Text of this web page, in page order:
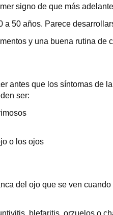
signo de que más
50 años. Parece
y una buena rutina
antes que los síntomas
ser:
o los ojos
del ojo que se ven
blefaritis, orzuelos o